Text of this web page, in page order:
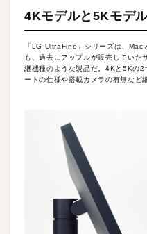
4Kモデルと5Kモデ
「LG UltraFine」シリーズは、Mac
も、過去にアップルが販売していた
継機種のような製品だ。4Kと5Kの2
ートの仕様や搭載カメラの有無など